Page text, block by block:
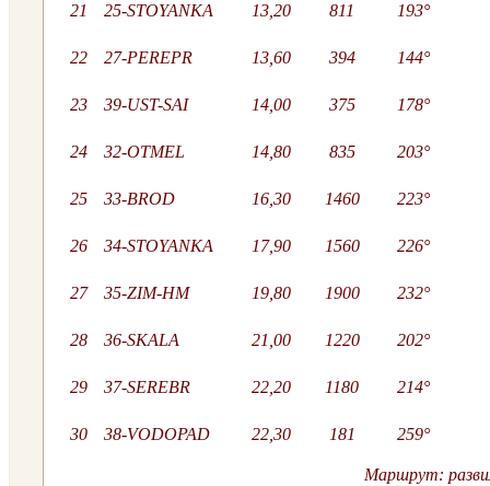
21 25-STOYANKA 13,20 811 193°
22 27-PEREPR 13,60 394 144°
23 39-UST-SAI 14,00 375 178°
24 32-OTMEL 14,80 835 203°
25 33-BROD 16,30 1460 223°
26 34-STOYANKA 17,90 1560 226°
27 35-ZIM-HM 19,80 1900 232°
28 36-SKALA 21,00 1220 202°
29 37-SEREBR 22,20 1180 214°
30 38-VODOPAD 22,30 181 259°
Маршрут: